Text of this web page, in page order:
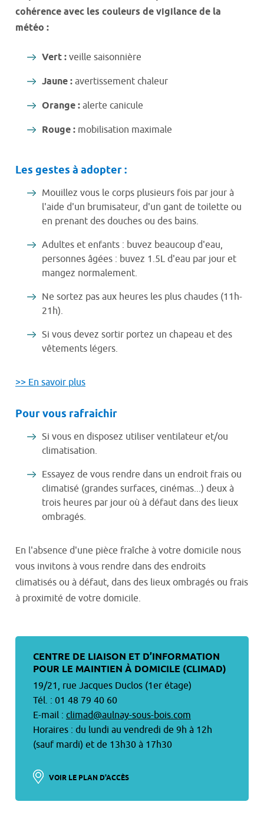
cohérence avec les couleurs de vigilance de la
météo :
Vert : veille saisonnière
Jaune : avertissement chaleur
Orange : alerte canicule
Rouge : mobilisation maximale
Les gestes à adopter :
Mouillez vous le corps plusieurs fois par jour à
l'aide d'un brumisateur, d'un gant de toilette ou
en prenant des douches ou des bains.
Adultes et enfants : buvez beaucoup d'eau,
personnes âgées : buvez 1.5L d'eau par jour et
mangez normalement.
Ne sortez pas aux heures les plus chaudes (11h-
21h).
Si vous devez sortir portez un chapeau et des
vêtements légers.
>> En savoir plus
Pour vous rafraichir
Si vous en disposez utiliser ventilateur et/ou
climatisation.
Essayez de vous rendre dans un endroit frais ou
climatisé (grandes surfaces, cinémas...) deux à
trois heures par jour où à défaut dans des lieux
ombragés.
En l'absence d'une pièce fraîche à votre domicile nous
vous invitons à vous rendre dans des endroits
climatisés ou à défaut, dans des lieux ombragés ou frais
à proximité de votre domicile.
CENTRE DE LIAISON ET D’INFORMATION
POUR LE MAINTIEN À DOMICILE (CLIMAD)
19/21, rue Jacques Duclos (1er étage)
Tél. : 01 48 79 40 60
E-mail : climad@aulnay-sous-bois.com
Horaires : du lundi au vendredi de 9h à 12h
(sauf mardi) et de 13h30 à 17h30
VOIR LE PLAN D'ACCÈS